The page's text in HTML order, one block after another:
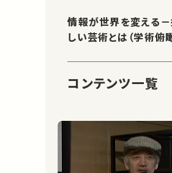
情報が世界を変える－
しい芸術とは（学術俯
コンテンツ一覧